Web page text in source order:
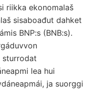
riikka ekonomalaš
sisaboađut dahket
BNP:s (BNB:s).
sturrodat
lea hui
ja suorggi